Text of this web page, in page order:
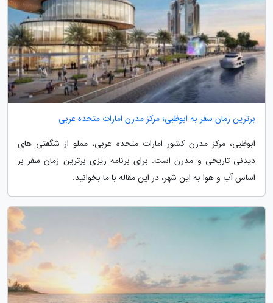
برترین زمان سفر به ابوظبی؛ مرکز مدرن امارات متحده عربی
ابوظبی، مرکز مدرن کشور امارات متحده عربی، مملو از شگفتی های
دیدنی تاریخی و مدرن است. برای برنامه ریزی برترین زمان سفر بر
اساس آب و هوا به این شهر، در این مقاله با ما بخوانید.